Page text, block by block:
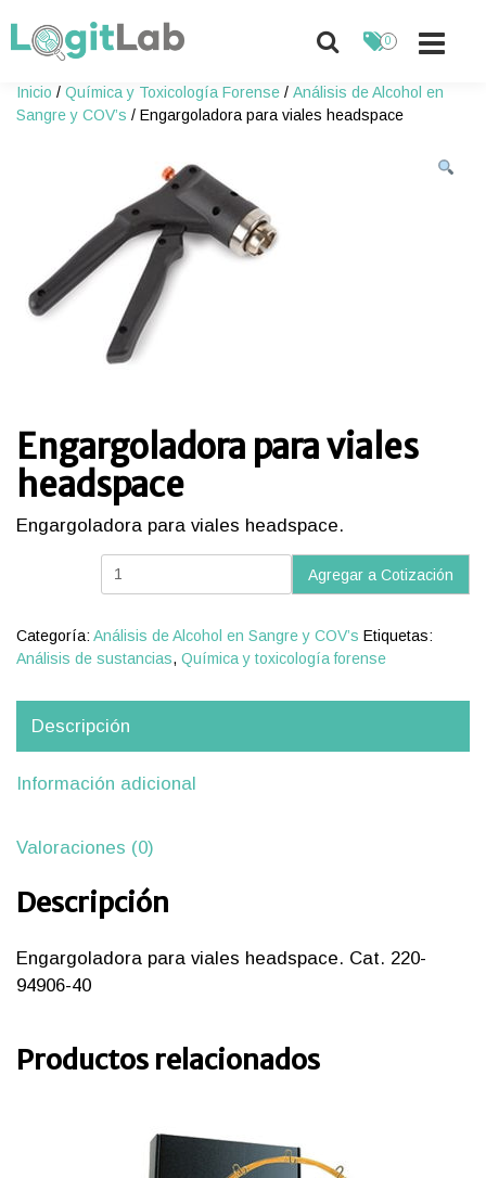
Skip
0
Inicio / Química y Toxicología Forense / Análisis de Alcohol en
Sangre y COV’s / Engargoladora para viales headspace
Engargoladora para viales
headspace
Engargoladora para viales headspace.
headspace
cantidad
Agregar a Cotización
Categoría: Análisis de Alcohol en Sangre y COV’s Etiquetas:
Análisis de sustancias, Química y toxicología forense
Descripción
Información adicional
Valoraciones (0)
Descripción
Engargoladora para viales headspace. Cat. 220-
94906-40
Productos relacionados